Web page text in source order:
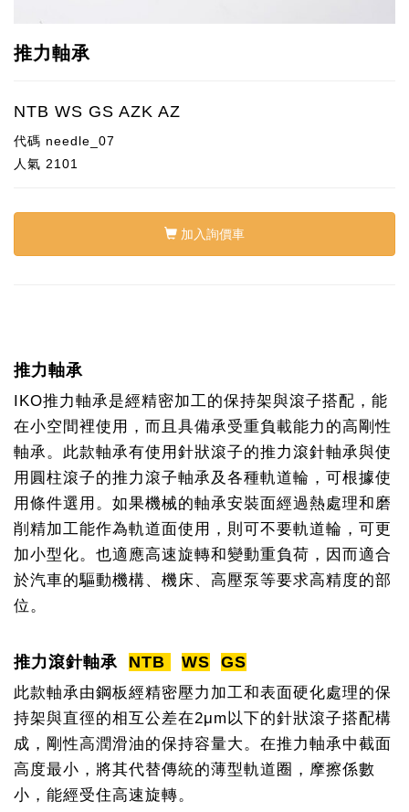
推力軸承
NTB WS GS AZK AZ
代碼 needle_07
人氣 2101
加入詢價車
推力軸承
IKO推力軸承是經精密加工的保持架與滾子搭配，能
在小空間裡使用，而且具備承受重負載能力的高剛性
軸承。此款軸承有使用針狀滾子的推力滾針軸承與使
用圓柱滾子的推力滾子軸承及各種軌道輪，可根據使
用條件選用。如果機械的軸承安裝面經過熱處理和磨
削精加工能作為軌道面使用，則可不要軌道輪，可更
加小型化。也適應高速旋轉和變動重負荷，因而適合
於汽車的驅動機構、機床、高壓泵等要求高精度的部
位。
推力滾針軸承 NTB WS GS
此款軸承由鋼板經精密壓力加工和表面硬化處理的保
持架與直徑的相互公差在2μm以下的針狀滾子搭配構
成，剛性高潤滑油的保持容量大。在推力軸承中截面
高度最小，將其代替傳統的薄型軌道圈，摩擦係數
小，能經受住高速旋轉。